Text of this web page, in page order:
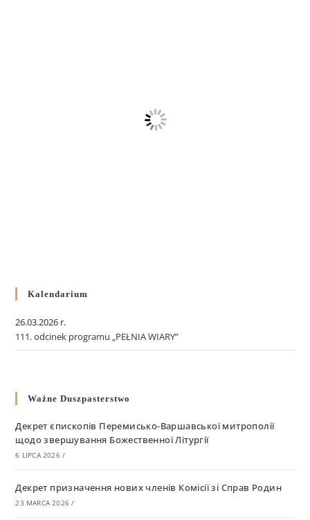
Kalendarium
26.03.2026 r.
111. odcinek programu „PEŁNIA WIARY”
Ważne Duszpasterstwo
Декрет єпископів Перемисько-Варшавської митрополії
щодо звершування Божественної Літургії
6 LIPCA 2026 /
Декрет призначення нових членів Комісії зі Справ Родин
23 MARCA 2026 /